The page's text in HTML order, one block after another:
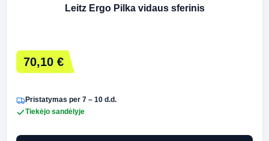
Leitz Ergo Pilka vidaus sferinis
70,10 €
Pristatymas per 7 – 10 d.d.
Tiekėjo sandėlyje